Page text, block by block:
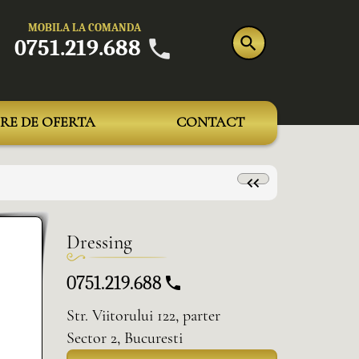
MOBILA LA COMANDA
0751.219.688
DE OFERTA CONTACT
Dressing
0751.219.688
Str. Viitorului 122, parter
Sector 2, Bucuresti